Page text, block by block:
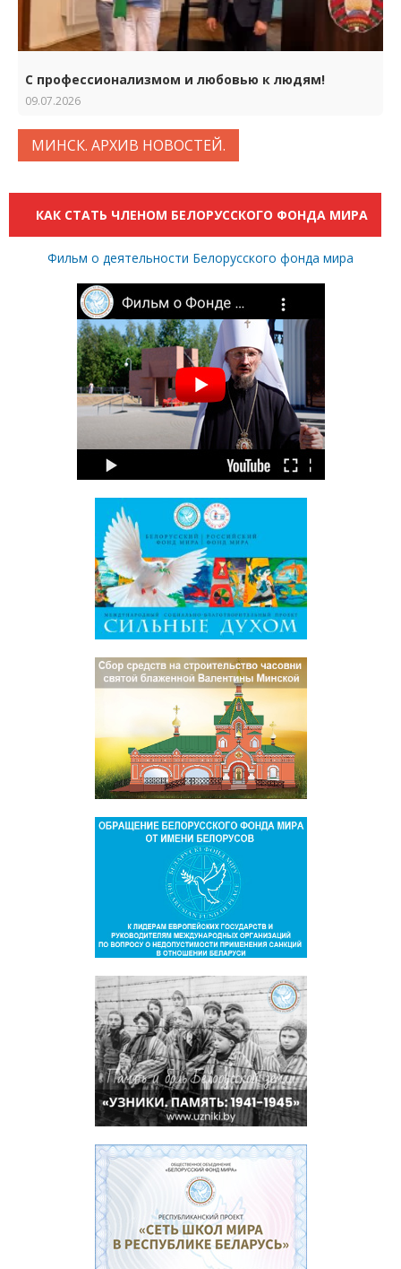
С профессионализмом и любовью к людям!
09.07.2026
МИНСК. АРХИВ НОВОСТЕЙ.
КАК СТАТЬ ЧЛЕНОМ БЕЛОРУССКОГО ФОНДА МИРА
Фильм о деятельности Белорусского фонда мира